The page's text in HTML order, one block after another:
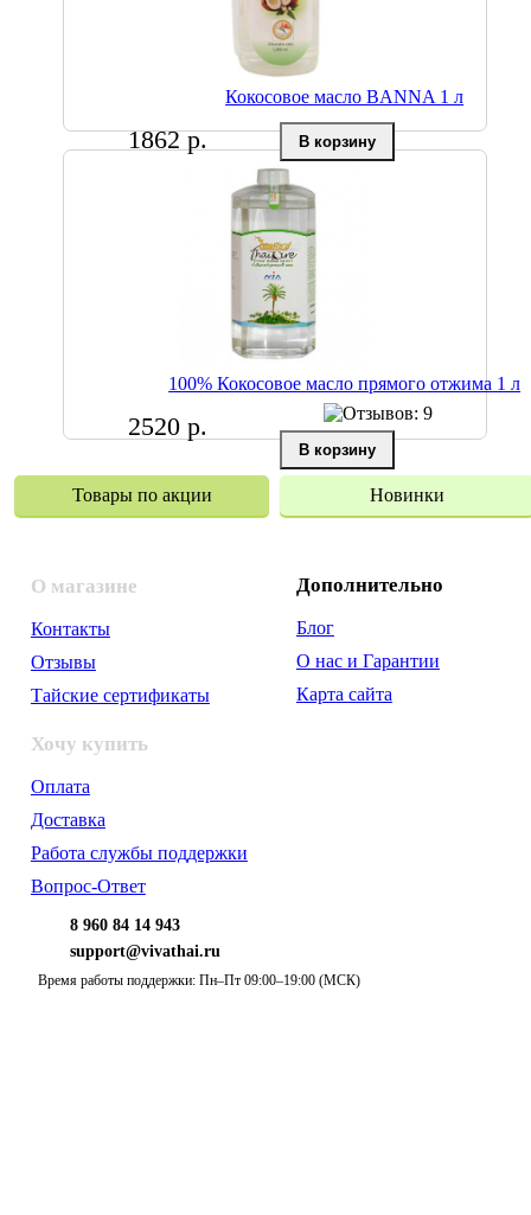
Кокосовое масло BANNA 1 л
1862 р.
100% Кокосовое масло прямого отжима 1 л
2520 р.
Товары по акции Новинки
О магазине
Контакты
Отзывы
Тайские сертификаты
Хочу купить
Оплата
Доставка
Работа службы поддержки
Вопрос-Ответ
Дополнительно
Блог
О нас и Гарантии
Карта сайта
8 960 84 14 943
support@vivathai.ru
Время работы поддержки: Пн–Пт 09:00–19:00 (МСК)